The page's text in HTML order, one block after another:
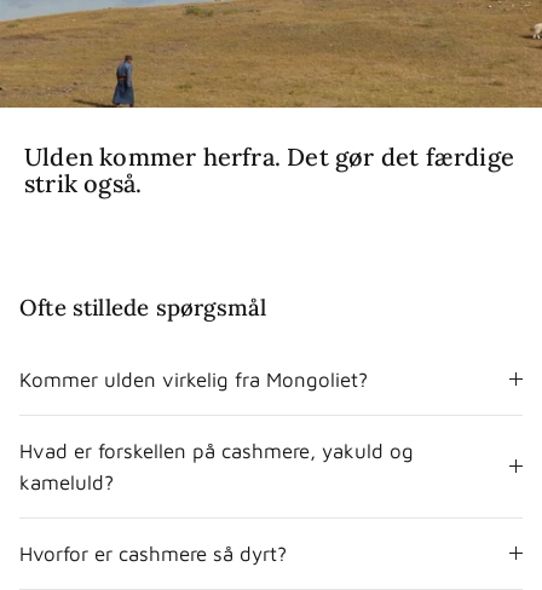
Ulden kommer herfra. Det gør det færdige
strik også.
Ofte stillede spørgsmål
Kommer ulden virkelig fra Mongoliet?
Hvad er forskellen på cashmere, yakuld og
kameluld?
Hvorfor er cashmere så dyrt?